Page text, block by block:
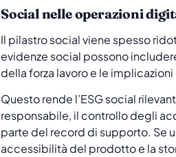
Social nelle operazioni
Il pilastro social viene spesso
evidenze social possono
della forza lavoro e le
Questo rende l’ESG social
responsabile, il controllo degli
parte del record di supporto. Se
accessibilità del prodotto e la